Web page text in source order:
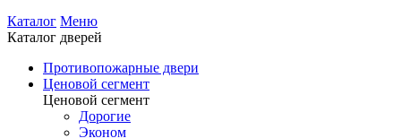
Каталог Меню
Каталог дверей
Противопожарные двери
Ценовой сегмент
Ценовой сегмент
Дорогие
Эконом